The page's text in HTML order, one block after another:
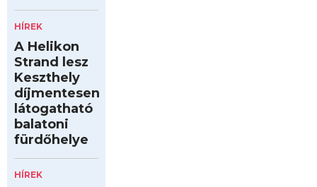
HÍREK
A Helikon
Strand lesz
Keszthely
díjmentesen
látogatható
balatoni
fürdőhelye
HÍREK